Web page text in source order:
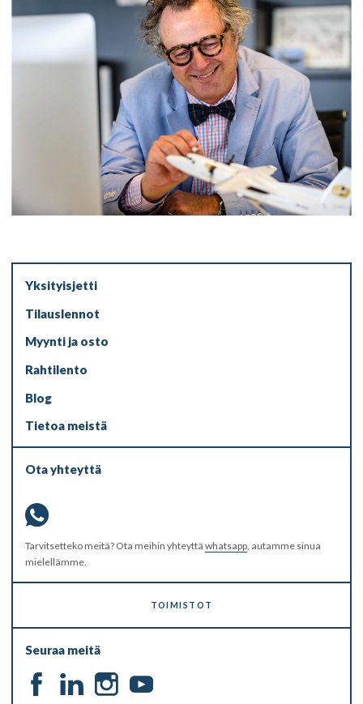
Yksityisjetti
Tilauslennot
Myynti ja osto
Rahtilento
Blog
Tietoa meistä
Ota yhteyttä
Tarvitsetteko meitä? Ota meihin yhteyttä whatsapp, autamme sinua
mielellämme.
TOIMISTOT
Seuraa meitä